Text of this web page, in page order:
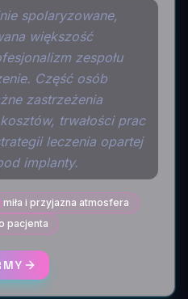
spolaryzowane,
większość
zespołu
Część osób
zastrzeżenia
trwałości prac
leczenia opartej
implanty.
miła i przyjazna atmosfera
pacjenta